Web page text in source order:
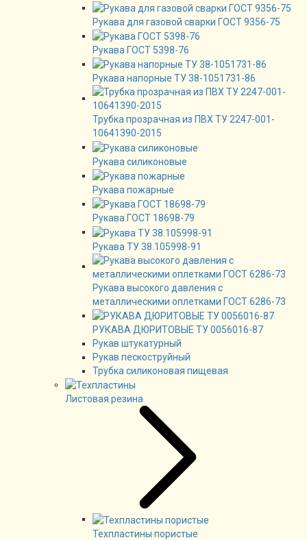
Рукава для газовой сварки ГОСТ 9356-75
Рукава ГОСТ 5398-76
Рукава напорные ТУ 38-1051731-86
Трубка прозрачная из ПВХ ТУ 2247-001-
10641390-2015
Рукава силиконовые
Рукава пожарные
Рукава ГОСТ 18698-79
Рукава ТУ 38.105998-91
Рукава высокого давления с
металлическими оплетками ГОСТ 6286-73
РУКАВА ДЮРИТОВЫЕ ТУ 0056016-87
Рукав штукатурный
Рукав пескоструйный
Трубка силиконовая пищевая
Листовая резина
Техпластины пористые